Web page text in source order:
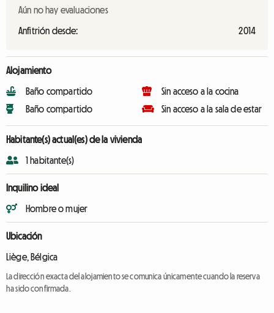
Aún no hay evaluaciones
Anfitrión desde: 2014
Alojamiento
Baño compartido
Baño compartido
Sin acceso a la cocina
Sin acceso a la sala de estar
Habitante(s) actual(es) de la vivienda
1 habitante(s)
Inquilino ideal
Hombre o mujer
Ubicación
Liège, Bélgica
La dirección exacta del alojamiento se comunica únicamente cuando la reserva
ha sido confirmada.